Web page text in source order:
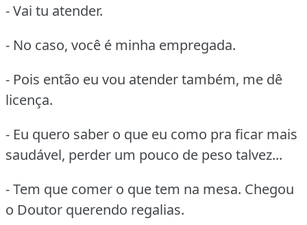
- Vai tu atender.
- No caso, você é minha empregada.
- Pois então eu vou atender também, me dê
licença.
- Eu quero saber o que eu como pra ficar mais
saudável, perder um pouco de peso talvez...
- Tem que comer o que tem na mesa. Chegou
o Doutor querendo regalias.